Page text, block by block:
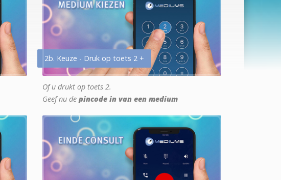
2b. Keuze - Druk op toets 2 +
Of u drukt op toets 2.
Geef nu de pincode in van een medium